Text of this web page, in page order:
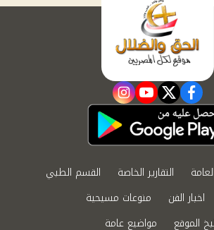
facebook
twitter
youtube
instagram
التقارير الخاصة
القسم الطبي
اخبار الفن
منوعات مسيحية
الموقع مواضيع عامة